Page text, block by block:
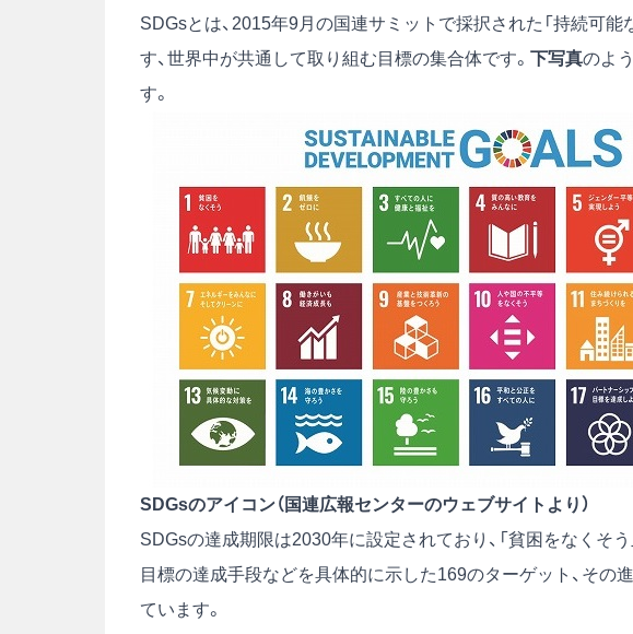
SDGsとは、2015年9月の国連サミットで採択された「持続可
す、世界中が共通して取り組む目標の集合体です。 下写真のよ
す。
SDGsのアイコン（国連広報センターのウェブサイトより）
SDGsの達成期限は2030年に設定されており、「貧困をなくそう
目標の達成手段などを具体的に示した169のターゲット、その
ています。